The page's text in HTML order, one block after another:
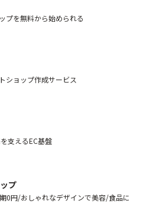
プを無料から始められる
ショップ作成サービス
支えるEC基盤
プ
0円/おしゃれなデザインで美容/食品に